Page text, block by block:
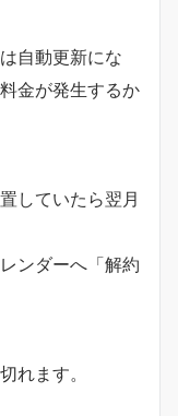
自動更新にな
金が発生するか
していたら翌月
ンダーへ「解約
れます。